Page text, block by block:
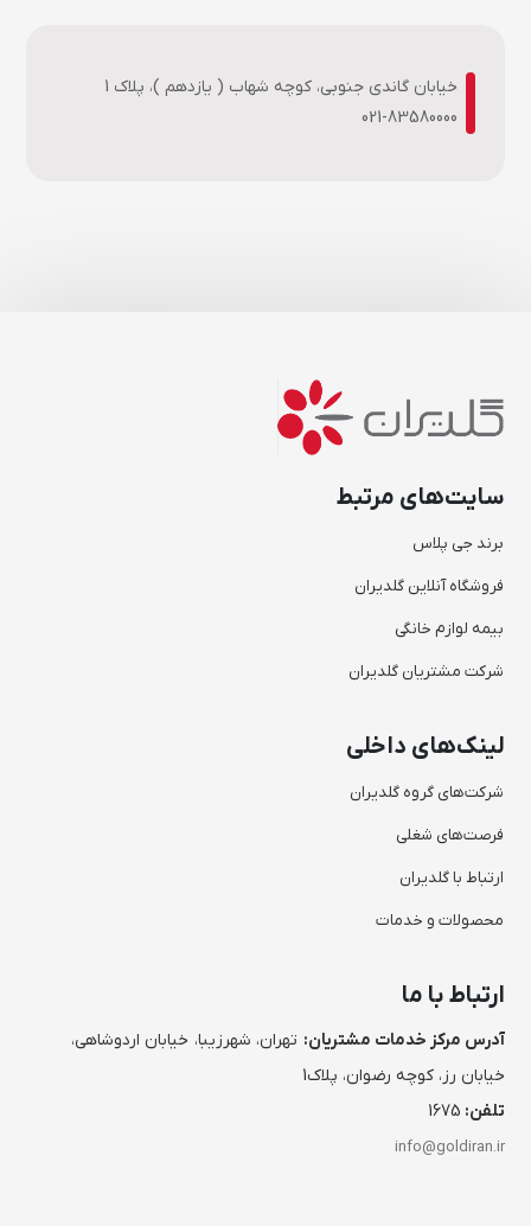
خیابان گاندی جنوبی، کوچه شهاب ( یازدهم )، پلاک 1
021-83580000
سایت‌های مرتبط
برند جی پلاس
فروشگاه آنلاین گلدیران
بیمه لوازم خانگی
شرکت مشتریان گلدیران
لینک‌های داخلی
شرکت‌های گروه گلدیران
فرصت‌های شغلی
ارتباط با گلدیران
محصولات و خدمات
ارتباط با ما
آدرس مرکز خدمات مشتریان: تهران، شهرزیبا، خیابان اردوشاهی،
خیابان رز، کوچه رضوان، پلاک1
تلفن: 1675
info@goldiran.ir